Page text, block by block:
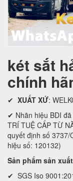
két sắt
chính
✔ XUẤT XỨ:
✔ Nhãn hiệu BDI
TRÍ TUỆ CẤP TỪ
quyết định số
hiệu số: 120132)
Sản phẩm sản
✔ SGS Iso